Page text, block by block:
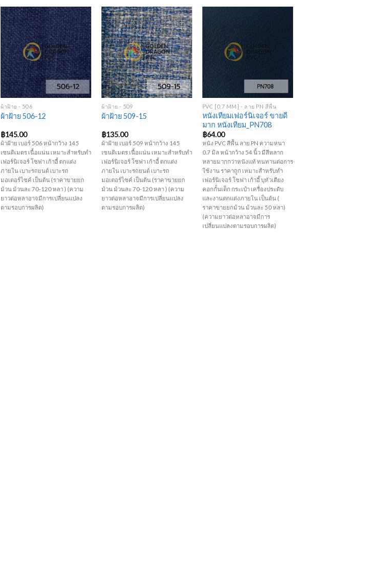
Add to
Wishlist
+
ผ้าฝ้าย - 506
ผ้าฝ้าย 506-12
฿145.00
ผ้าฝ้าย เบอร์ 506 หน้ากว้าง 145
เซนติเมตร เนื้อแน่น เหมาะสำหรับทำ
เฟอร์นิเจอร์ โซฟา เก้าอี้ ตกแต่ง
ภายใน เบาะรถยนต์ เบาะรถ
มอเตอร์ไซค์ เป็นต้น (ราคาขายยก
ม้วน ม้วนละ 70-120 หลา ) (ความ
ยาวต่อหลาอาจมีการเปลี่ยนแปลง
ตามรอบการผลิต)
Add to
Wishlist
+
ผ้าฝ้าย - 509
ผ้าฝ้าย 509-15
฿135.00
ผ้าฝ้าย เบอร์ 509 หน้ากว้าง 145
เซนติเมตร เนื้อแน่น เหมาะสำหรับทำ
เฟอร์นิเจอร์ โซฟา เก้าอี้ ตกแต่ง
ภายใน เบาะรถยนต์ เบาะรถ
มอเตอร์ไซค์ เป็นต้น (ราคาขายยก
ม้วน ม้วนละ 70-120 หลา ) (ความ
ยาวต่อหลาอาจมีการเปลี่ยนแปลง
ตามรอบการผลิต)
+
PVC [0.7 MM] - ลาย PN สีพื้น
หนังเทียมเฟอร์นิเจอร์ ขายดี
มาก หนังเทียม_PN708
฿64.00
หนัง PVC สีพื้น ลาย PN ความหนา
0.7 มิล หน้ากว้าง 54 นิ้ว มีสีหลาก
หลายมากกว่าหนังแท้ ทนทานต่อการ
ใช้งาน ราคาถูก เหมาะสำหรับทำ
เฟอร์นิเจอร์ โซฟา เก้าอี้ บุหัวเตียง
คอกกั้นเด็ก กระเป๋า เครื่องประดับ
และงานตกแต่งภายใน เป็นต้น (
ราคาขายยกม้วน ม้วนละ 50 หลา)
(ความยาวต่อหลาอาจมีการ
เปลี่ยนแปลงตามรอบการผลิต)